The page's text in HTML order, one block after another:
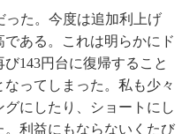
た。今度は追加利上げ
ある。これは明らかにド
143円台に復帰すること
ってしまった。私も少々
にしたり、ショートにし
利益にもならないくたび